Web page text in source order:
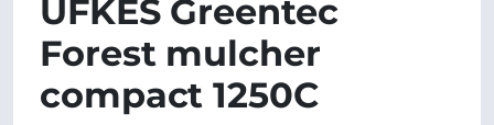
UFKES Greentec
Forest mulcher
compact 1250C